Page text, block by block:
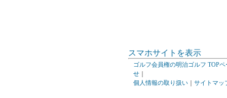
スマホサイトを表示
ゴルフ会員権の明治ゴルフ TOPペ
せ
個人情報の取り扱い
サイトマッ